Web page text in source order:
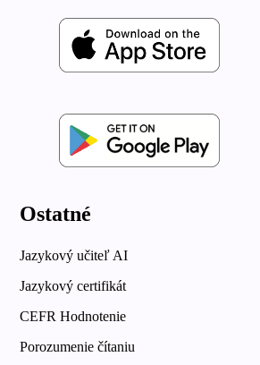
Ostatné
Jazykový učiteľ AI
Jazykový certifikát
CEFR Hodnotenie
Porozumenie čítaniu